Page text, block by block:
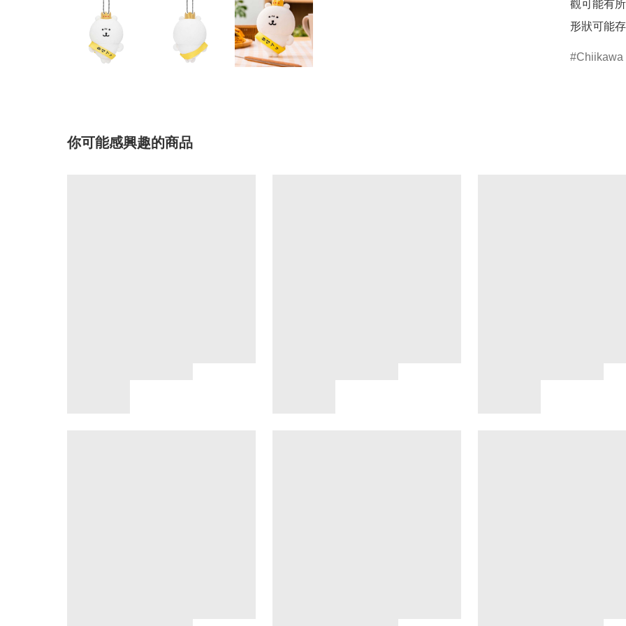
觀可能有
形狀可能
Chiikawa
你可能感興趣的商品